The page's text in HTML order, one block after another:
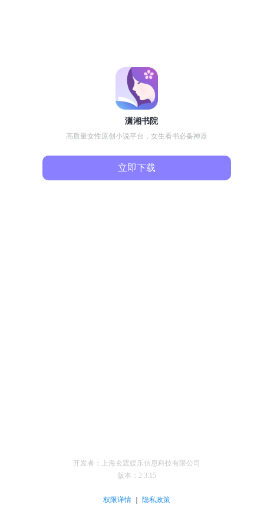
潇湘书院
高质量女性原创小说平台，女生看书必备神器
立即下载
开发者：上海玄霆娱乐信息科技有限公司
版本： 2.3.15
权限详情 ｜ 隐私政策